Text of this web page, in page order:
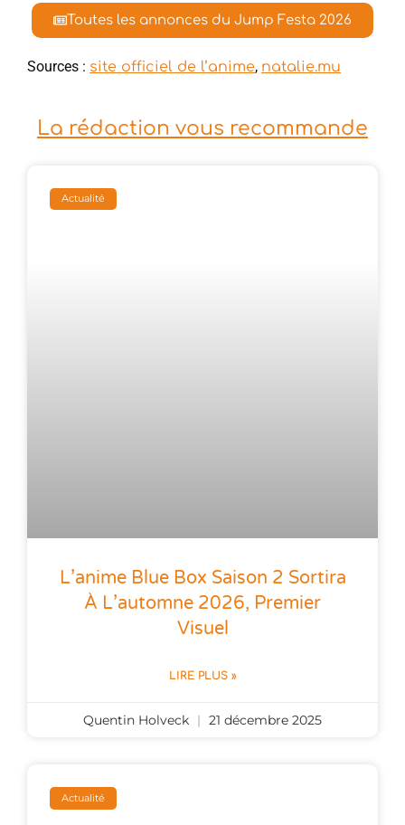
Toutes les annonces du Jump Festa 2026
Sources : site officiel de l’anime, natalie.mu
La rédaction vous recommande
Actualité
L’anime Blue Box Saison 2 Sortira
À L’automne 2026, Premier
Visuel
LIRE PLUS »
Quentin Holveck 21 décembre 2025
Actualité